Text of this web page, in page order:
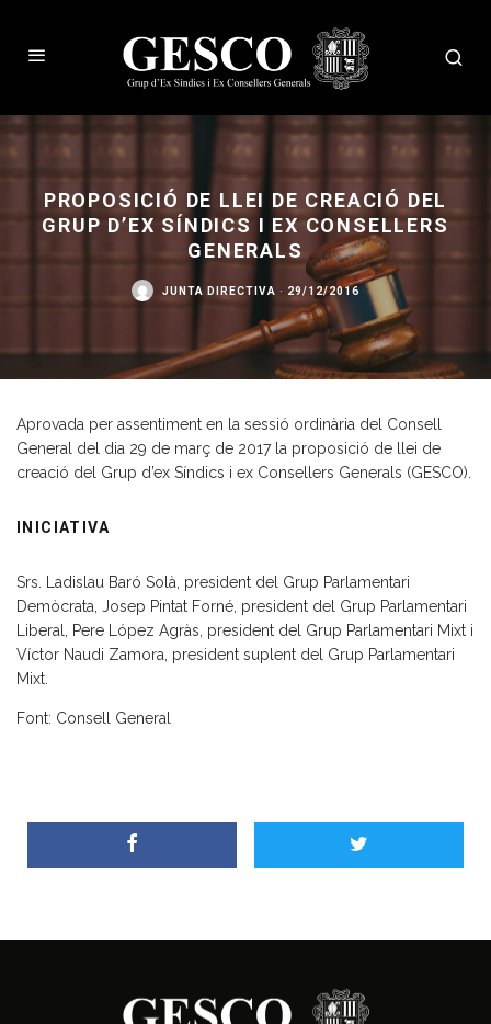
PROPOSICIÓ DE LLEI DE CREACIÓ DEL
GRUP D’EX SÍNDICS I EX CONSELLERS
GENERALS
JUNTA DIRECTIVA · 29/12/2016
Aprovada per assentiment en la sessió ordinària del Consell
General del dia 29 de març de 2017 la proposició de llei de
creació del Grup d’ex Síndics i ex Consellers Generals (GESCO).
INICIATIVA
Srs. Ladislau Baró Solà, president del Grup Parlamentari
Demòcrata, Josep Pintat Forné, president del Grup Parlamentari
Liberal, Pere López Agràs, president del Grup Parlamentari Mixt i
Víctor Naudi Zamora, president suplent del Grup Parlamentari
Mixt.
Font: Consell General